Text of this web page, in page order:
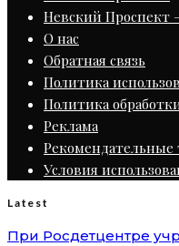
Невский Проспект
О нас
Обратная связь
Политика
Политика
Реклама
Рекомендательные
Условия
Latest
При Росдетцентре